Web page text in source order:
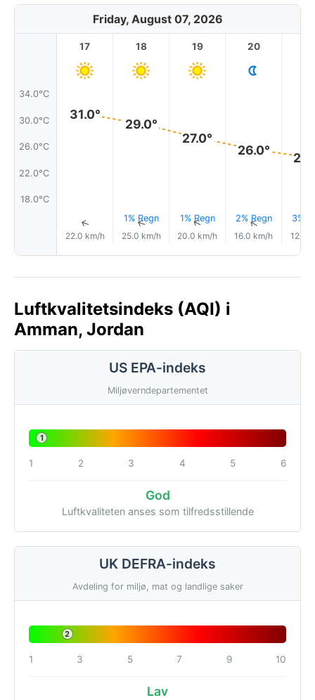
Friday, August 07, 2026
34.0°C
30.0°C
26.0°C
22.0°C
18.0°C
17
31.0°
↑
22.0 km/h
18
29.0°
1% Regn
↑
25.0 km/h
19
27.0°
1% Regn
↑
20.0 km/h
20
26.0°
2% Regn
↑
16.0 km/h
3%
12.0
Luftkvalitetsindeks (AQI) i
Amman, Jordan
US EPA-indeks
Miljøverndepartementet
1
1 2 3 4 5 6
God
Luftkvaliteten anses som tilfredsstillende
UK DEFRA-indeks
Avdeling for miljø, mat og landlige saker
2
1 3 5 7 9 10
Lav